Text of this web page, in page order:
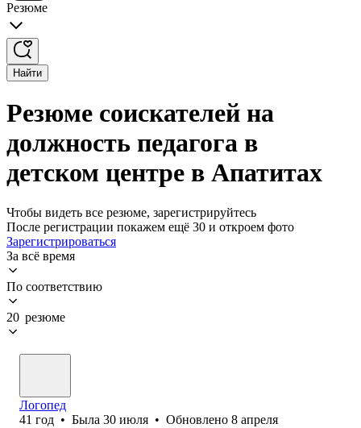
Резюме
Найти
Резюме соискателей на
должность педагога в
детском центре в Апатитах
Чтобы видеть все резюме, зарегистрируйтесь
После регистрации покажем ещё 30 и откроем фото
Зарегистрироваться
За всё время
По соответствию
20 резюме
Логопед
41 год • Была 30 июля • Обновлено 8 апреля